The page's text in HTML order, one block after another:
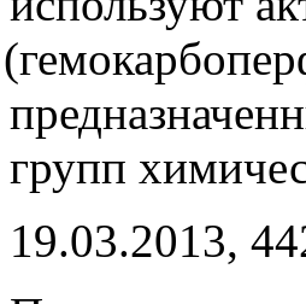
(
групп
19.03.2013,